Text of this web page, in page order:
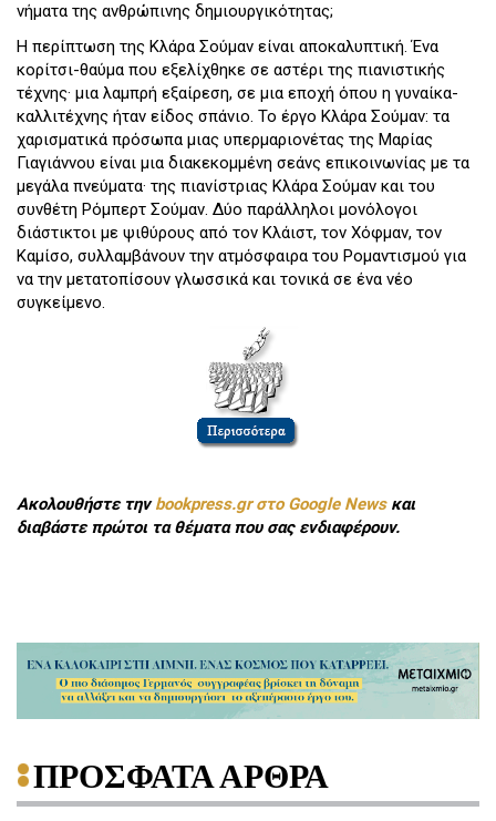
νήματα της ανθρώπινης δημιουργικότητας;
Η περίπτωση της Κλάρα Σούμαν είναι αποκαλυπτική. Ένα
κορίτσι-θαύμα που εξελίχθηκε σε αστέρι της πιανιστικής
τέχνης· μια λαμπρή εξαίρεση, σε μια εποχή όπου η γυναίκα-
καλλιτέχνης ήταν είδος σπάνιο. Το έργο Κλάρα Σούμαν: τα
χαρισματικά πρόσωπα μιας υπερμαριονέτας της Μαρίας
Γιαγιάννου είναι μια διακεκομμένη σεάνς επικοινωνίας με τα
μεγάλα πνεύματα· της πιανίστριας Κλάρα Σούμαν και του
συνθέτη Ρόμπερτ Σούμαν. Δύο παράλληλοι μονόλογοι
διάστικτοι με ψιθύρους από τον Κλάιστ, τον Χόφμαν, τον
Καμίσο, συλλαμβάνουν την ατμόσφαιρα του Ρομαντισμού για
να την μετατοπίσουν γλωσσικά και τονικά σε ένα νέο
συγκείμενο.
Ακολουθήστε τηνbookpress.gr στο Google Newsκαι
διαβάστε πρώτοι τα θέματα που σας ενδιαφέρουν.
ΠΡΟΣΦΑΤΑ ΑΡΘΡΑ